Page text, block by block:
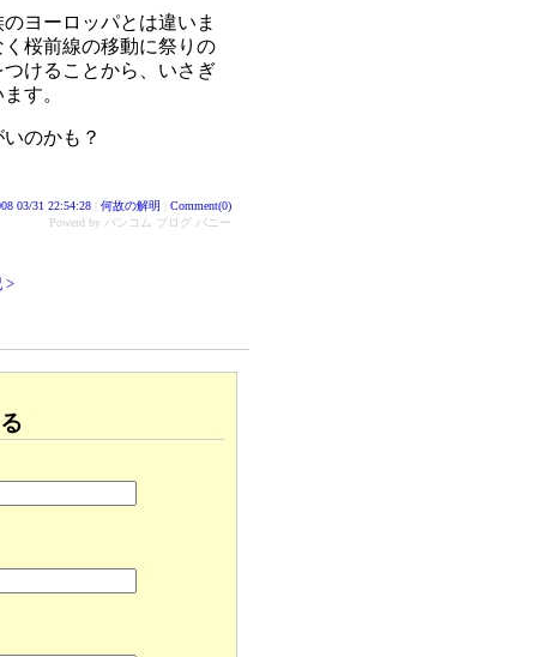
ヨーロッパとは違いま
桜前線の移動に祭りの
けることから、いさぎ
す。
のかも？
03/31 22:54:28 何故の解明
Comment(0)
Powerd by バンコム ブログ バニー
>